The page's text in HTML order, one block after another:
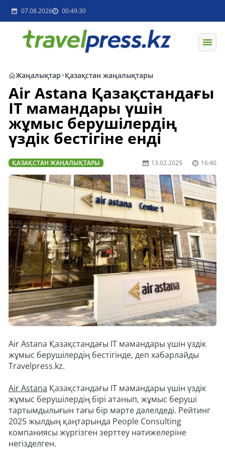
07.08.2026 00:49:30
Жаңалықтар Қазақстан жаңалықтары
Air Astana Қазақстандағы
IT мамандары үшін
жұмыс берушілердің
үздік бестігіне енді
ҚАЗАҚСТАН ЖАҢАЛЫҚТАРЫ 13.02.2025 16:40
Air Astana Қазақстандағы IT мамандары үшін үздік
жұмыс берушілердің бестігінде, деп хабарлайды
Travelpress.kz.
Air Astana Қазақстандағы IT мамандары үшін үздік
жұмыс берушілердің бірі атанып, жұмыс беруші
тартымдылығын тағы бір мәрте дәлелдеді. Рейтинг
2025 жылдың қаңтарында People Consulting
компаниясы жүргізген зерттеу нәтижелеріне
негізделген.